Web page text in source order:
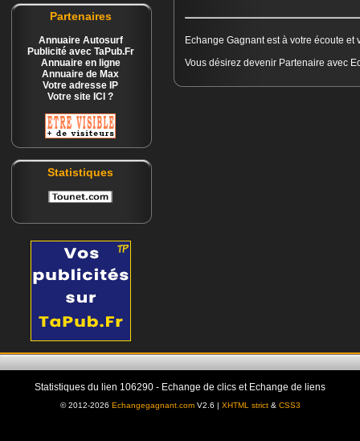
Partenaires
Annuaire Autosurf
Publicité avec TaPub.Fr
Annuaire en ligne
Annuaire de Max
Votre adresse IP
Votre site ICI ?
Statistiques
Echange Gagnant est à votre écoute
Vous désirez devenir Partenaire avec
Statistiques du lien 106290 - Echange de clics et Echange de liens
© 2012-2026 Echangegagnant.comV2.6 | XHTML strict& CSS3